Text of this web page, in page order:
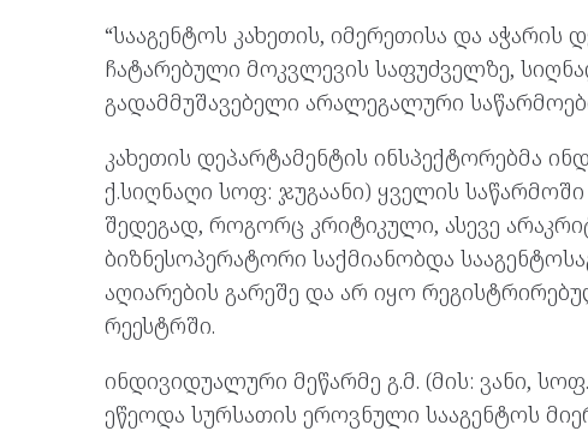
“სააგენტოს კახეთის, იმერეთისა და აჭარის
ჩატარებული მოკვლევის საფუძველზე,
გადამმუშავებელი არალეგალური
კახეთის დეპარტამენტის ინსპექტორებმა
ქ.სიღნაღი სოფ: ჯუგაანი) ყველის
შედეგად, როგორც კრიტიკული, ასევე
ბიზნესოპერატორი საქმიანობდა
აღიარების გარეშე და არ იყო
რეესტრში.
ინდივიდუალური მეწარმე გ.მ. (მის: ვანი,
ეწეოდა სურსათის ეროვნული სააგენტოს